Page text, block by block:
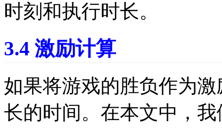
时刻和执行时长。
3.4 激励计算
如果将游戏的胜负作为
长的时间。在本文中，